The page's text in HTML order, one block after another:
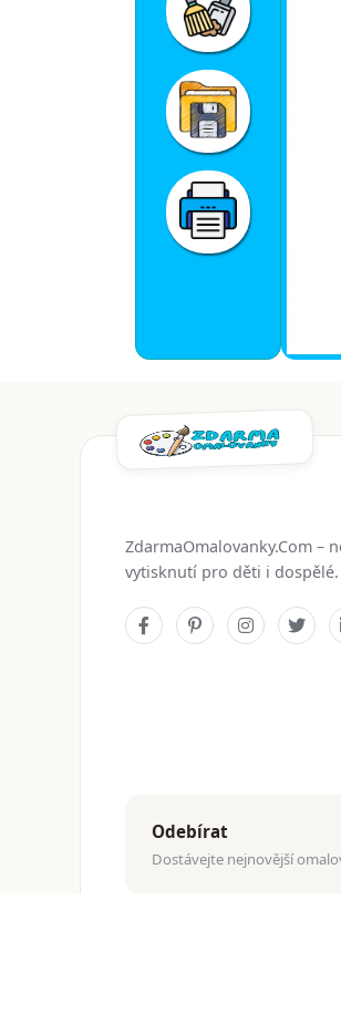
ZdarmaOmalovanky.Com –
vytisknutí pro děti i
Odebírat
Dostávejte nejnovější